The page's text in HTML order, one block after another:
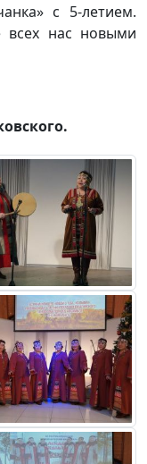
с 5-летием.
всех нас новыми